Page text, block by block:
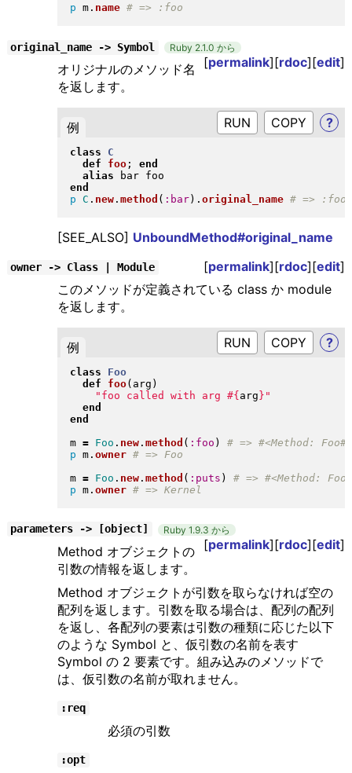
p m. name
original_name -> Symbol Ruby 2.1.0 から
[permalink][rdoc][edit]
オリジナルのメソッド名
を返します。
例 RUN ?
class
C
def
foo; end
alias
end
p C . new. method ( :bar) . original_name
[SEE_ALSO] UnboundMethod#original_name
owner -> Class | Module [permalink][rdoc][edit]
このメソッドが定義されている class か module
を返します。
例 RUN ?
class
Foo
def
foo( arg )
" foo called with arg #{ arg } "
end
end
m = Foo . new. method ( :foo )
p m. owner
m = Foo . new. method ( :puts )
p m. owner
parameters -> [object] Ruby 1.9.3 から
[permalink][rdoc][edit]
Method オブジェクトの
引数の情報を返します。
Method オブジェクトが引数を取らなければ空の
配列を返します。引数を取る場合は、配列の配列
を返し、各配列の要素は引数の種類に応じた以下
のような Symbol と、仮引数の名前を表す
Symbol の 2 要素です。組み込みのメソッドで
は、仮引数の名前が取れません。
:req
必須の引数
:opt